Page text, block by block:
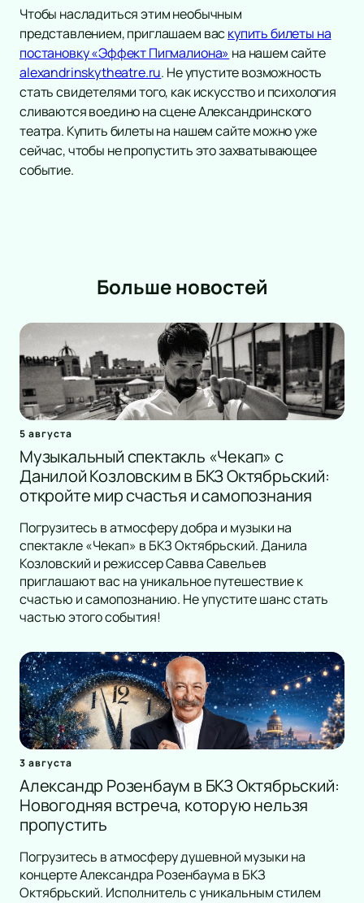
Инди-поп
Авторская музыка
Новогоднее шоу
Панк
Романс
Дискотека
Шоу иллюзионистов
Чтобы насладиться этим необычным
представлением, приглашаем васкупить билеты на
постановку «Эффект Пигмалиона» на нашем сайте
alexandrinskytheatre.ru. Не упустите возможность
стать свидетелями того, как искусство и психология
сливаются воедино на сцене Александринского
театра. Купить билеты на нашем сайте можно уже
сейчас, чтобы не пропустить это захватывающее
событие.
Больше новостей
5 августа
Музыкальный спектакль «Чекап» с
Данилой Козловским в БКЗ Октябрьский:
откройте мир счастья и самопознания
Погрузитесь в атмосферу добра и музыки на
спектакле «Чекап» в БКЗ Октябрьский. Данила
Козловский и режиссер Савва Савельев
приглашают вас на уникальное путешествие к
счастью и самопознанию. Не упустите шанс стать
частью этого события!
3 августа
Александр Розенбаум в БКЗ Октябрьский:
Новогодняя встреча, которую нельзя
пропустить
Погрузитесь в атмосферу душевной музыки на
концерте Александра Розенбаума в БКЗ
Октябрьский. Исполнитель с уникальным стилем